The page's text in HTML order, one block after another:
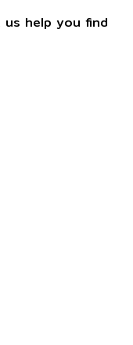
help you find